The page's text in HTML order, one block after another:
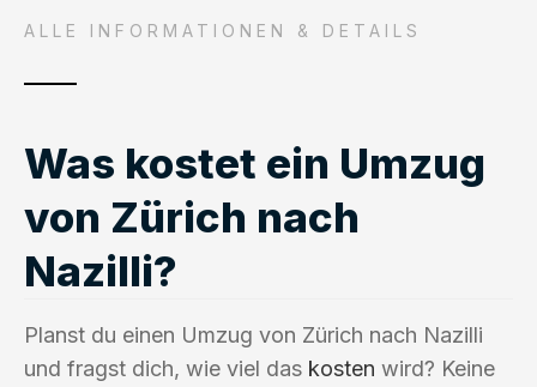
ALLE INFORMATIONEN & DETAILS
Was kostet ein Umzug
von Zürich nach
Nazilli?
Planst du einen Umzug von Zürich nach Nazilli
und fragst dich, wie viel das kosten wird? Keine